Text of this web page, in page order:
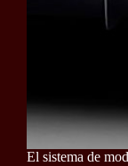
El sistema de